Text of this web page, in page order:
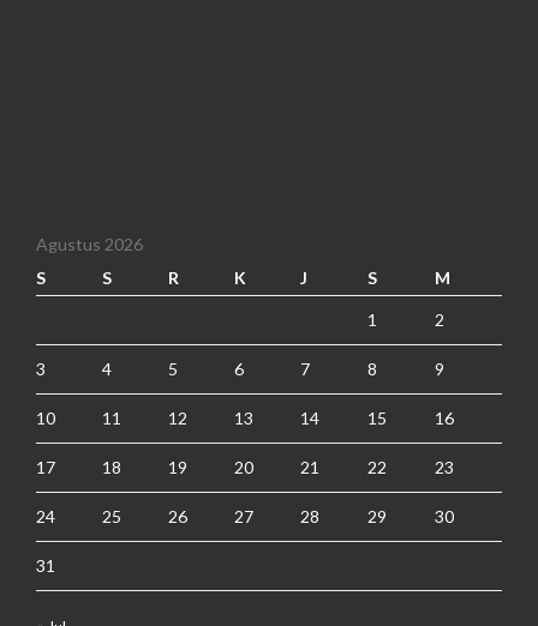
Agustus 2026
S
S R K J S M
1 2
3 4 5 6 7 8 9
10 11 12 13 14 15 16
17 18 19 20 21 22 23
24 25 26 27 28 29 30
31